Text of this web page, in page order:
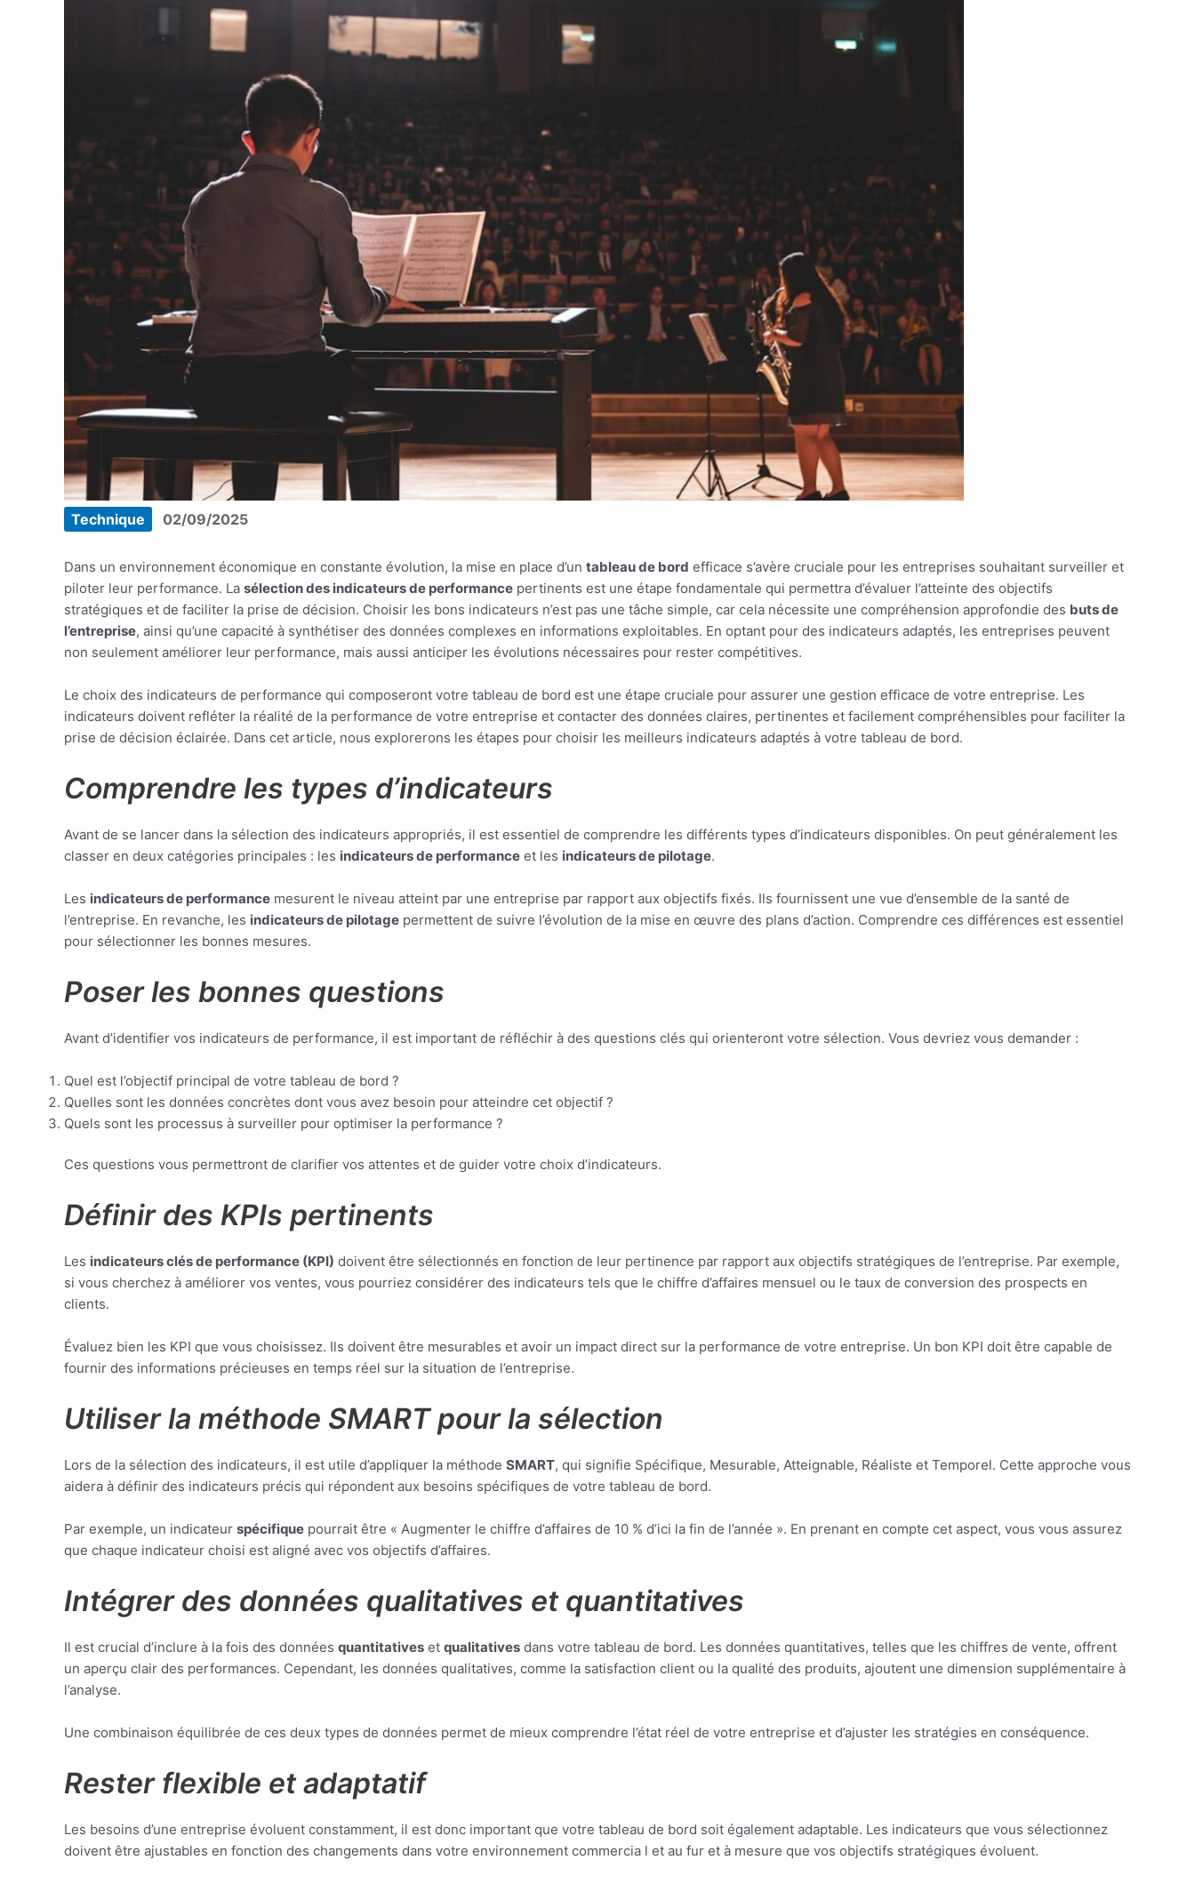
Technique 02/09/2025
Dans un environnement économique en constante évolution, la mise en place d’un tableau de bord efficace s’avère cruciale pour les entreprises souhaitant surveiller et
piloter leur performance. La sélection des indicateurs de performance pertinents est une étape fondamentale qui permettra d’évaluer l’atteinte des objectifs
stratégiques et de faciliter la prise de décision. Choisir les bons indicateurs n’est pas une tâche simple, car cela nécessite une compréhension approfondie des buts de
l’entreprise, ainsi qu’une capacité à synthétiser des données complexes en informations exploitables. En optant pour des indicateurs adaptés, les entreprises peuvent
non seulement améliorer leur performance, mais aussi anticiper les évolutions nécessaires pour rester compétitives.
Le choix des indicateurs de performance qui composeront votre tableau de bord est une étape cruciale pour assurer une gestion efficace de votre entreprise. Les
indicateurs doivent refléter la réalité de la performance de votre entreprise et contacter des données claires, pertinentes et facilement compréhensibles pour faciliter la
prise de décision éclairée. Dans cet article, nous explorerons les étapes pour choisir les meilleurs indicateurs adaptés à votre tableau de bord.
Comprendre les types d’indicateurs
Avant de se lancer dans la sélection des indicateurs appropriés, il est essentiel de comprendre les différents types d’indicateurs disponibles. On peut généralement les
classer en deux catégories principales : les indicateurs de performance et les indicateurs de pilotage.
Les indicateurs de performance mesurent le niveau atteint par une entreprise par rapport aux objectifs fixés. Ils fournissent une vue d’ensemble de la santé de
l’entreprise. En revanche, les indicateurs de pilotage permettent de suivre l’évolution de la mise en œuvre des plans d’action. Comprendre ces différences est essentiel
pour sélectionner les bonnes mesures.
Poser les bonnes questions
Avant d’identifier vos indicateurs de performance, il est important de réfléchir à des questions clés qui orienteront votre sélection. Vous devriez vous demander :
Quel est l’objectif principal de votre tableau de bord ?
Quelles sont les données concrètes dont vous avez besoin pour atteindre cet objectif ?
Quels sont les processus à surveiller pour optimiser la performance ?
Ces questions vous permettront de clarifier vos attentes et de guider votre choix d’indicateurs.
Définir des KPIs pertinents
Les indicateurs clés de performance (KPI) doivent être sélectionnés en fonction de leur pertinence par rapport aux objectifs stratégiques de l’entreprise. Par exemple,
si vous cherchez à améliorer vos ventes, vous pourriez considérer des indicateurs tels que le chiffre d’affaires mensuel ou le taux de conversion des prospects en
clients.
Évaluez bien les KPI que vous choisissez. Ils doivent être mesurables et avoir un impact direct sur la performance de votre entreprise. Un bon KPI doit être capable de
fournir des informations précieuses en temps réel sur la situation de l’entreprise.
Utiliser la méthode SMART pour la sélection
Lors de la sélection des indicateurs, il est utile d’appliquer la méthode SMART, qui signifie Spécifique, Mesurable, Atteignable, Réaliste et Temporel. Cette approche vous
aidera à définir des indicateurs précis qui répondent aux besoins spécifiques de votre tableau de bord.
Par exemple, un indicateur spécifique pourrait être « Augmenter le chiffre d’affaires de 10 % d’ici la fin de l’année ». En prenant en compte cet aspect, vous vous assurez
que chaque indicateur choisi est aligné avec vos objectifs d’affaires.
Intégrer des données qualitatives et quantitatives
Il est crucial d’inclure à la fois des données quantitatives et qualitatives dans votre tableau de bord. Les données quantitatives, telles que les chiffres de vente, offrent
un aperçu clair des performances. Cependant, les données qualitatives, comme la satisfaction client ou la qualité des produits, ajoutent une dimension supplémentaire à
l’analyse.
Une combinaison équilibrée de ces deux types de données permet de mieux comprendre l’état réel de votre entreprise et d’ajuster les stratégies en conséquence.
Rester flexible et adaptatif
Les besoins d’une entreprise évoluent constamment, il est donc important que votre tableau de bord soit également adaptable. Les indicateurs que vous sélectionnez
doivent être ajustables en fonction des changements dans votre environnement commercia l et au fur et à mesure que vos objectifs stratégiques évoluent.